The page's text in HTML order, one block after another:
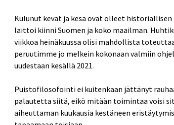
Kulunut kevät ja kesä ovat olleet
laittoi kiinni Suomen ja koko maailman.
viikkoa heinäkuussa olisi mahdollista
peruutimme jo melkein kokonaan valmiin
uudestaan kesällä 2021.
Puistofilosofointi ei kuitenkaan jättänyt
palautetta siitä, eikö mitään toimintaa voisi
aiheuttaman kuukausia kestäneen